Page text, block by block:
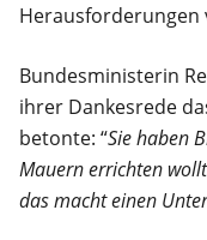
Herausforderungen
Bundesministerin
ihrer Dankesrede
betonte: “Sie haben
Mauern errichten
das macht einen